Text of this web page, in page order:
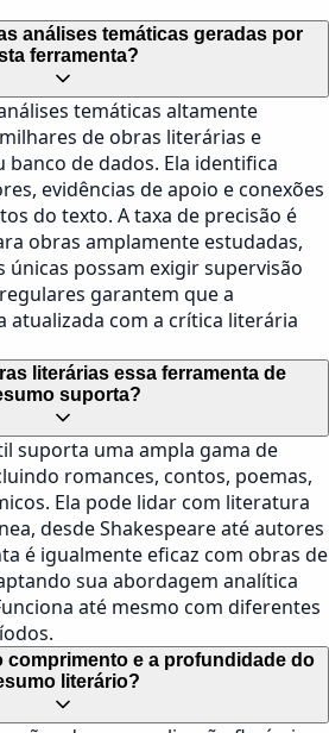
análises temáticas geradas por
ferramenta?
temáticas altamente
de obras literárias e
banco de dados. Ela identifica
evidências de apoio e conexões
do texto. A taxa de precisão é
obras amplamente estudadas,
possam exigir supervisão
garantem que a
atualizada com a crítica literária
literárias essa ferramenta de
suporta?
suporta uma ampla gama de
romances, contos, poemas,
Ela pode lidar com literatura
desde Shakespeare até autores
é igualmente eficaz com obras de
sua abordagem analítica
até mesmo com diferentes
comprimento e a profundidade do
literário?